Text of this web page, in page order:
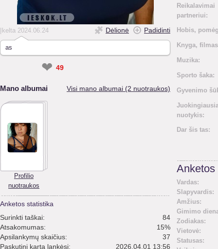
Įkelta 2024.06.24 Dėlionė Padidinti
as
❤ 49
Mano albumai Visi mano albumai (2 nuotraukos)
Profilio
nuotraukos
Anketos statistika
Surinkti taškai:
84
Atsakomumas:
15%
Apsilankymų skaičius:
37
Paskutinį kartą lankėsi:
2026.04.01 13:56
Reikalavimai
partneriui:
Hobis,
Knyga,
Muzika:
Sporto šaka:
Gyvenimo
nuotykis:
Dar šis tas:
Anketos
Vardas:
Slapyvardis:
Amžius:
Gimimo
Zodiakas:
Vietovė:
Statusas: